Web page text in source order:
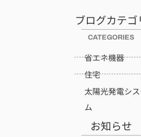
ブログカテゴ
CATEGORIES
省エネ機器
住宅
太陽光発電シ
ム
お知らせ